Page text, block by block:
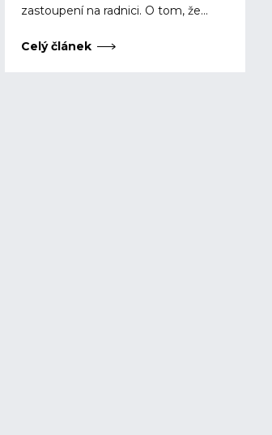
zastoupení na radnici. O tom, že...
Celý článek